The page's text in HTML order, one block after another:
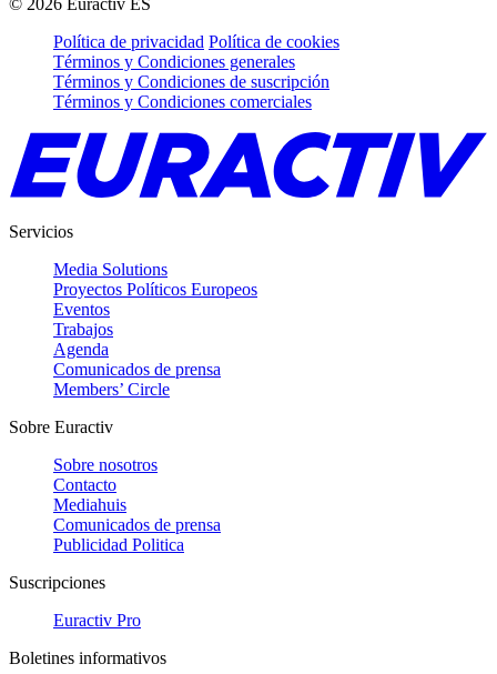
Política de privacidad Política de cookies
Términos y Condiciones generales
Términos y Condiciones de suscripción
Términos y Condiciones comerciales
Servicios
Media Solutions
Proyectos Políticos Europeos
Eventos
Trabajos
Agenda
Comunicados de prensa
Members’ Circle
Sobre Euractiv
Sobre nosotros
Contacto
Mediahuis
Comunicados de prensa
Publicidad Politica
Suscripciones
Euractiv Pro
Boletines informativos